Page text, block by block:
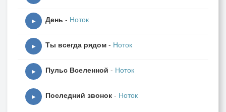
▶ День - Ноток
▶ Ты всегда рядом - Ноток
▶ Пульс Вселенной - Ноток
▶ Последний звонок - Ноток